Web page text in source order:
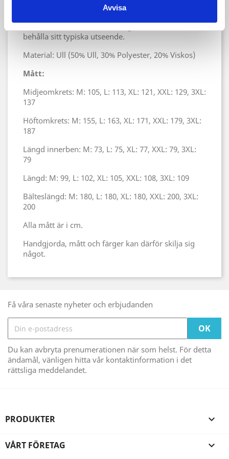
Avvisa
dem. Rus byxor är skurna för att falla brett upptill
benlindor, benskenor eller höga stövlar och ändå
behålla sitt typiska utseende.
Material: Ull (50% Ull, 30% Polyester, 20% Viskos)
Mått:
Midjeomkrets: M: 105, L: 113, XL: 121, XXL: 129, 3XL:
137
Höftomkrets: M: 155, L: 163, XL: 171, XXL: 179, 3XL:
187
Längd innerben: M: 73, L: 75, XL: 77, XXL: 79, 3XL:
79
Längd: M: 99, L: 102, XL: 105, XXL: 108, 3XL: 109
Bälteslängd: M: 180, L: 180, XL: 180, XXL: 200, 3XL:
200
Alla mått är i cm.
Handgjorda, mått och färger kan därför skilja sig
något.
Få våra senaste nyheter och erbjudanden
Du kan avbryta prenumerationen när som helst. För detta
ändamål, vänligen hitta vår kontaktinformation i det
rättsliga meddelandet.
PRODUKTER 
VÅRT FÖRETAG 